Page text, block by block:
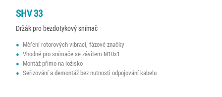
SHV 33
Držák pro bezdotykový snímač
Měření rotorových vibrací, fázové značky
Vhodné pro snímače se závitem M10x1
Montáž přímo na ložisko
Seřizování a demontáž bez nutnosti odpojování kabelu